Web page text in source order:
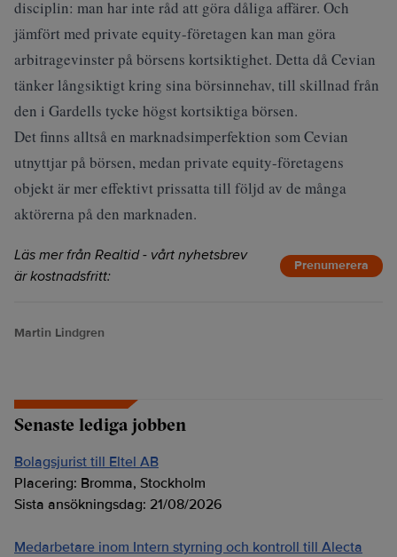
disciplin: man har inte råd att göra dåliga affärer. Och
jämfört med private equity-företagen kan man göra
arbitragevinster på börsens kortsiktighet. Detta då Cevian
tänker långsiktigt kring sina börsinnehav, till skillnad från
den i Gardells tycke högst kortsiktiga börsen.
Det finns alltså en marknadsimperfektion som Cevian
utnyttjar på börsen, medan private equity-företagens
objekt är mer effektivt prissatta till följd av de många
aktörerna på den marknaden.
Läs mer från Realtid - vårt nyhetsbrev
är kostnadsfritt:
Prenumerera
Martin Lindgren
Senaste lediga jobben
Bolagsjurist till Eltel AB
Placering: Bromma, Stockholm
Sista ansökningsdag: 21/08/2026
Medarbetare inom Intern styrning och kontroll till Alecta